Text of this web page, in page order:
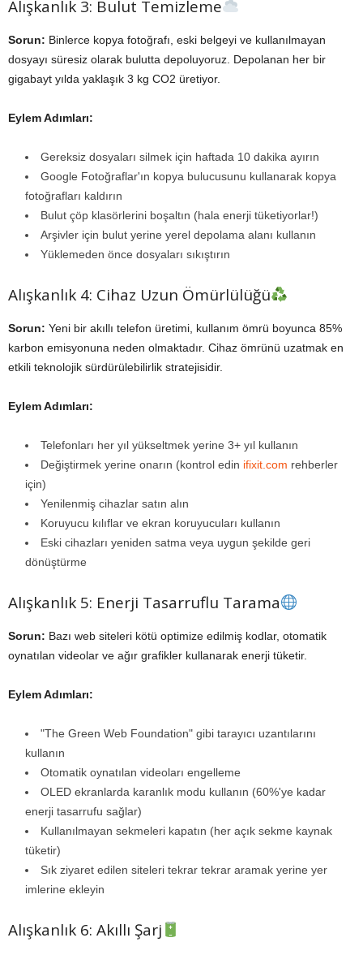
Alışkanlık 3: Bulut Temizleme
Sorun: Binlerce kopya fotoğrafı, eski belgeyi ve kullanılmayan
dosyayı süresiz olarak bulutta depoluyoruz. Depolanan her bir
gigabayt yılda yaklaşık 3 kg CO2 üretiyor.
Eylem Adımları:
Gereksiz dosyaları silmek için haftada 10 dakika ayırın
Google Fotoğraflar'ın kopya bulucusunu kullanarak kopya
fotoğrafları kaldırın
Bulut çöp klasörlerini boşaltın (hala enerji tüketiyorlar!)
Arşivler için bulut yerine yerel depolama alanı kullanın
Yüklemeden önce dosyaları sıkıştırın
Alışkanlık 4: Cihaz Uzun Ömürlülüğü
Sorun: Yeni bir akıllı telefon üretimi, kullanım ömrü boyunca 85%
karbon emisyonuna neden olmaktadır. Cihaz ömrünü uzatmak en
etkili teknolojik sürdürülebilirlik stratejisidir.
Eylem Adımları:
Telefonları her yıl yükseltmek yerine 3+ yıl kullanın
Değiştirmek yerine onarın (kontrol edin ifixit.com rehberler
için)
Yenilenmiş cihazlar satın alın
Koruyucu kılıflar ve ekran koruyucuları kullanın
Eski cihazları yeniden satma veya uygun şekilde geri
dönüştürme
Alışkanlık 5: Enerji Tasarruflu Tarama
Sorun: Bazı web siteleri kötü optimize edilmiş kodlar, otomatik
oynatılan videolar ve ağır grafikler kullanarak enerji tüketir.
Eylem Adımları:
"The Green Web Foundation" gibi tarayıcı uzantılarını
kullanın
Otomatik oynatılan videoları engelleme
OLED ekranlarda karanlık modu kullanın (60%'ye kadar
enerji tasarrufu sağlar)
Kullanılmayan sekmeleri kapatın (her açık sekme kaynak
tüketir)
Sık ziyaret edilen siteleri tekrar tekrar aramak yerine yer
imlerine ekleyin
Alışkanlık 6: Akıllı Şarj